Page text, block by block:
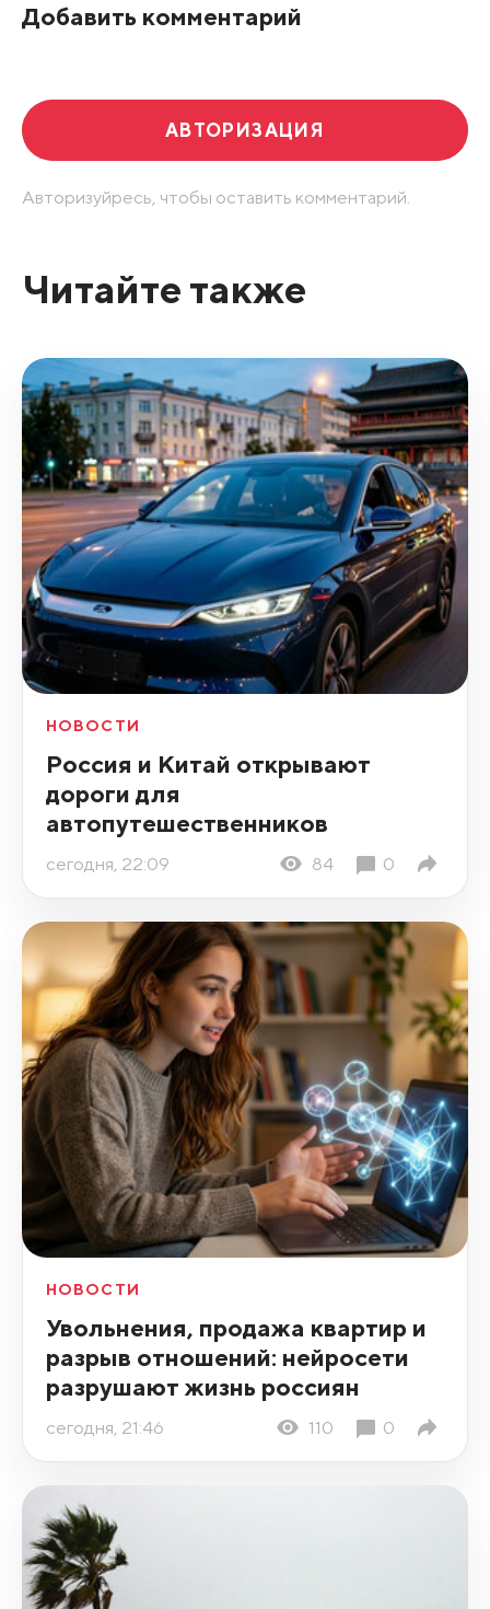
Добавить комментарий
АВТОРИЗАЦИЯ
Авторизуйресь, чтобы оставить комментарий.
Читайте также
НОВОСТИ
Россия и Китай открывают
дороги для
автопутешественников
сегодня, 22:09 84 0
НОВОСТИ
Увольнения, продажа квартир и
разрыв отношений: нейросети
разрушают жизнь россиян
сегодня, 21:46 110 0